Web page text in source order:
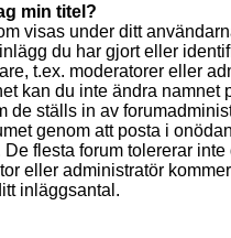
min titel?
visas under ditt
du har gjort eller
t.ex. moderatorer eller
kan du inte ändra namnet
de ställs in av
genom att posta i
De flesta forum tolererar inte
eller administratör
inläggsantal.